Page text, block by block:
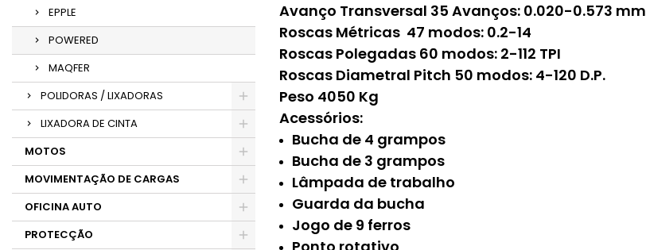
EPPLE
POWERED
MAQFER
POLIDORAS / LIXADORAS
LIXADORA DE CINTA
MOTOS
MOVIMENTAÇÃO DE CARGAS
OFICINA AUTO
PROTECÇÃO
Avanço Transversal 35 Avanços: 0.020-0.573 mm
Roscas Métricas 47 modos: 0.2-14
Roscas Polegadas 60 modos: 2-112 TPI
Roscas Diametral Pitch 50 modos: 4-120 D.P.
Peso 4050 Kg
Acessórios:
Bucha de 4 grampos
Bucha de 3 grampos
Lâmpada de trabalho
Guarda da bucha
Jogo de 9 ferros